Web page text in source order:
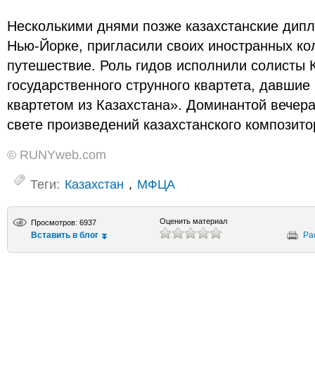
Несколькими днями позже казахстанские
Нью-Йорке, пригласили своих иностранных
путешествие. Роль гидов исполнили солисты
государственного струнного квартета,
квартетом из Казахстана». Доминантой
свете произведений казахстанского
© RUNYweb.com
Теги: Казахстан , МФЦА
Просмотров: 6937
Вставить в блог
Оценить материал